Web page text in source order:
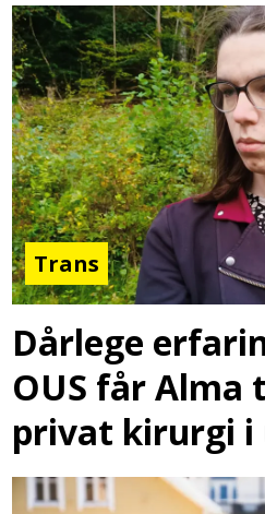
Trans
Dårlege
OUS får Alma
privat kirurgi i